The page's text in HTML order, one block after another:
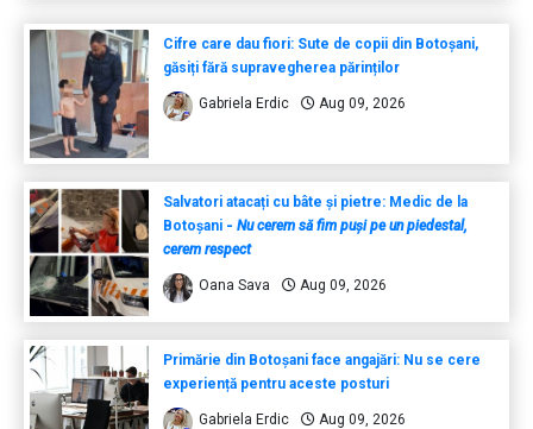
Cifre care dau fiori: Sute de copii din Botoșani,
găsiți fără supravegherea părinților
Gabriela Erdic Aug 09, 2026
Salvatori atacați cu bâte și pietre: Medic de la
Botoșani - Nu cerem să fim puși pe un piedestal,
cerem respect
Oana Sava Aug 09, 2026
Primărie din Botoșani face angajări: Nu se cere
experiență pentru aceste posturi
Gabriela Erdic Aug 09, 2026